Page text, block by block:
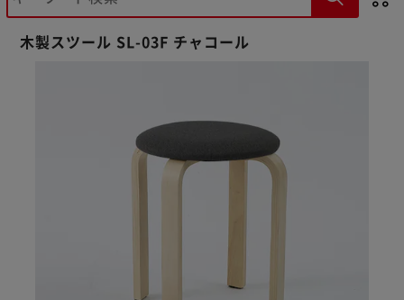
木製スツール SL-03F チャコール